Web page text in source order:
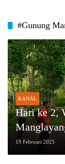
#Gunung
KANAL
Hari ke 2,
19 Februari 2025